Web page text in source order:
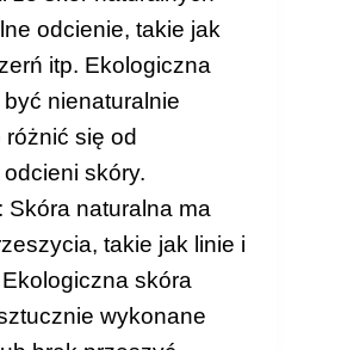
odcienie, takie jak
itp. Ekologiczna
nienaturalnie
różnić się od
skóry.
: Skóra naturalna ma
takie jak linie i
skóra
wykonane